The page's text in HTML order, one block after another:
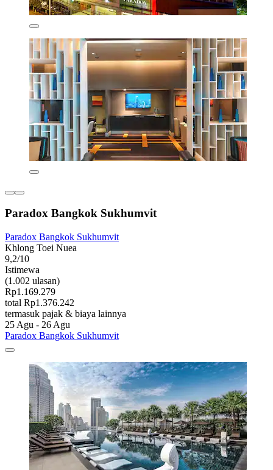
Paradox Bangkok Sukhumvit
Paradox Bangkok Sukhumvit
Khlong Toei Nuea
9,2/10
Istimewa
(1.002 ulasan)
Rp1.169.279
total Rp1.376.242
termasuk pajak & biaya lainnya
25 Agu - 26 Agu
Paradox Bangkok Sukhumvit